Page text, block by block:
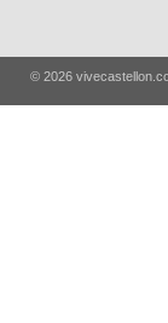
© 2026